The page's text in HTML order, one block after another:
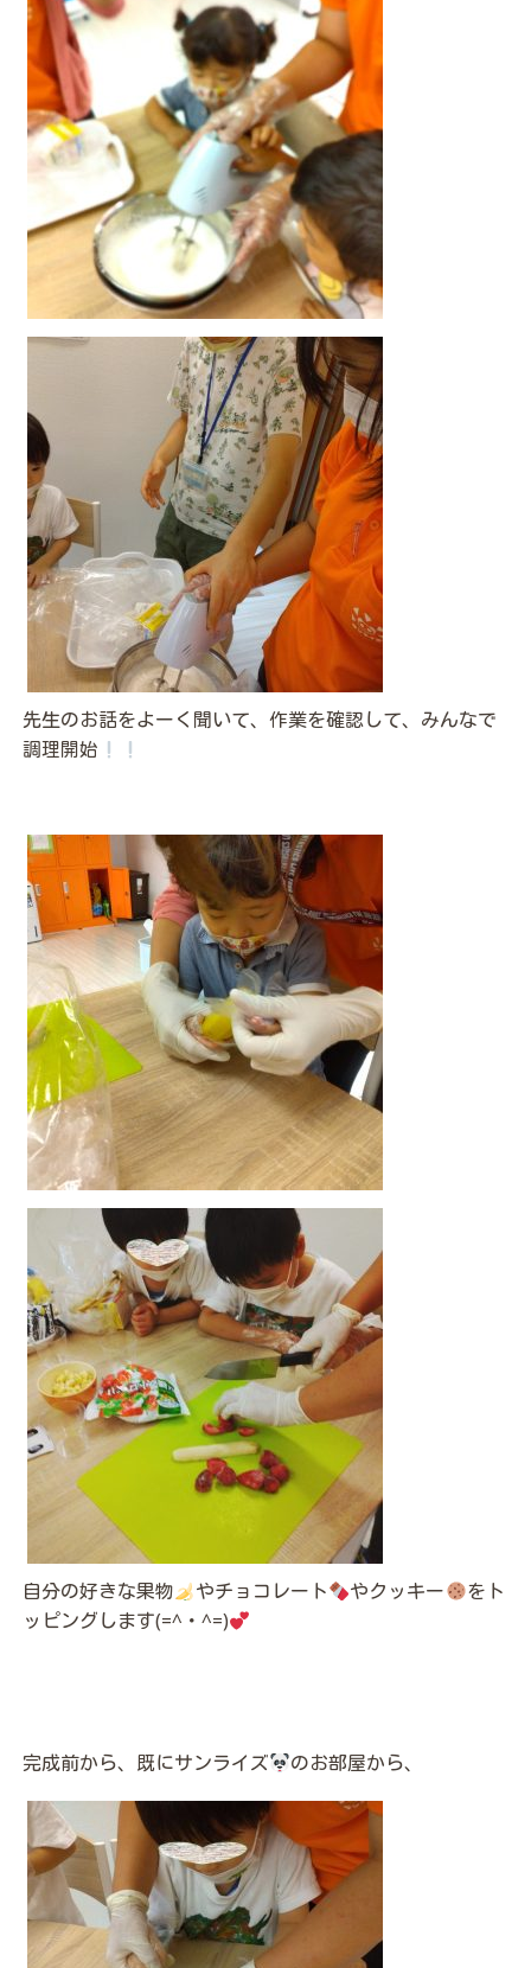
先生のお話をよーく聞いて、作業を確認して、みんなで
調理開始
自分の好きな果物 やチョコレート やクッキー
をト
ッピングします(=^・^=)
完成前から、既にサンライズ のお部屋から、